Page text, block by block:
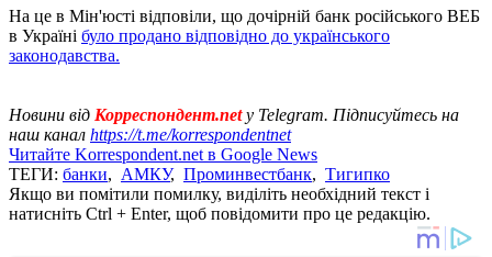
На це в Мін'юсті відповіли, що дочірній банк російського ВЕБ
в Україні було продано відповідно до українського
законодавства.
Новини від Корреспондент.netу Telegram. Підписуйтесь на
наш канал https://t.me/korrespondentnet
Читайте Korrespondent.net в Google News
ТЕГИ: банки, АМКУ, Проминвестбанк, Тигипко
Якщо ви помітили помилку, виділіть необхідний текст і
натисніть Ctrl + Enter, щоб повідомити про це редакцію.